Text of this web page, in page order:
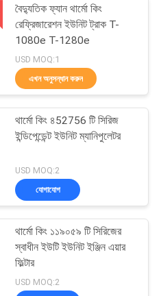
বৈদ্যুতিক ফ্যান থার্মো কিং
রেফ্রিজারেশন ইউনিট ট্রাক T-
1080e T-1280e
USD MOQ:1
এখন অনুসন্ধান করুন
থার্মো কিং ৪52756 টি সিরিজ
ইন্ডিপেন্ডেন্ট ইউনিট ম্যানিপুলেটর
USD MOQ:2
যোগাযোগ
থার্মো কিং ১১৯০৫৯ টি সিরিজের
স্বাধীন ইউটি ইউনিট ইঞ্জিন এয়ার
ফিল্টার
USD MOQ:2